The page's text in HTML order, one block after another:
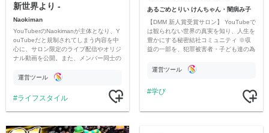
新世界より -
Naokiman
YouTuberのNaokimanが主体となり、Y
ouTubeだと規制されてしまう内容を中
心に、サロン限定のライブ配信やオリジ
ナル動画を公開。また、メンバー同士の
ただいています。
運営ツール
ライフスタイル
あるごめとりい けんちゃん・闇病み子
【DMM 新人賞受賞サロン】 YouTubeで
は観られない世界の真実を知り、人生を
豊かにする秘密結社コミュニティ ※収
益の一部を、犯罪被害者・子ども達の為
す運営ツール
学び